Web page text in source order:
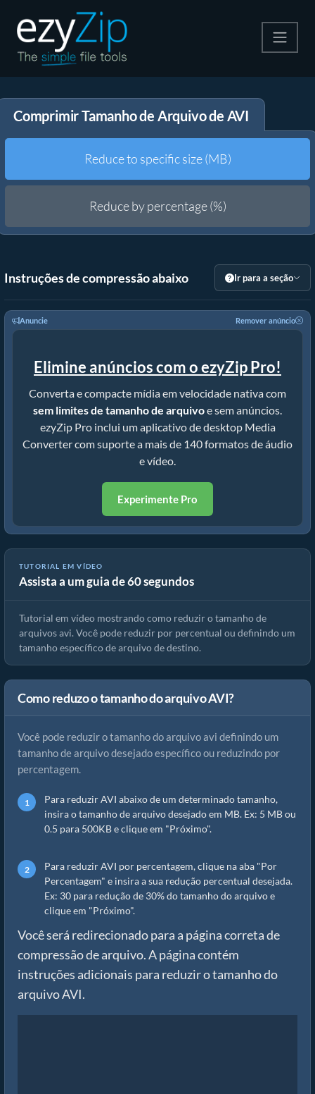
Descompactar
Outras Ferramentas
Comprimir Tamanho de Arquivo de AVI
Reduce to specific size (MB)
Reduce by percentage (%)
Instruções de compressão abaixo Ir para a seção
Anuncie Remover anúncio
Elimine anúncios com o ezyZip Pro!
Converta e compacte mídia em velocidade nativa com
sem limites de tamanho de arquivoe sem anúncios.
ezyZip Pro inclui um aplicativo de desktop Media
Converter com suporte a mais de 140 formatos de áudio
e vídeo.
Experimente Pro
TUTORIAL EM VÍDEO
Assista a um guia de 60 segundos
Guia do Compressor avi | Reduza o Tamanho dos Arquivos avi
Tutorial em vídeo mostrando como reduzir o tamanho de
arquivos avi. Você pode reduzir por percentual ou definindo um
tamanho específico de arquivo de destino.
Como reduzo o tamanho do arquivo AVI?
Você pode reduzir o tamanho do arquivo avi definindo um
tamanho de arquivo desejado específico ou reduzindo por
percentagem.
Para reduzir AVI abaixo de um determinado tamanho,
insira o tamanho de arquivo desejado em MB. Ex: 5 MB ou
0.5 para 500KB e clique em "Próximo".
Para reduzir AVI por percentagem, clique na aba "Por
Percentagem" e insira a sua redução percentual desejada.
Ex: 30 para redução de 30% do tamanho do arquivo e
clique em "Próximo".
Você será redirecionado para a página correta de
compressão de arquivo. A página contém
instruções adicionais para reduzir o tamanho do
arquivo AVI.